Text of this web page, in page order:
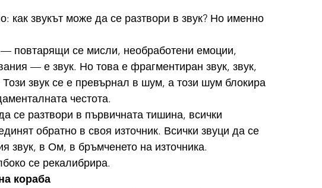
как звукът може да се разтвори в звук? Но именно
повтарящи се мисли, необработени емоции,
— е звук. Но това е фрагментиран звук, звук,
звук се е превърнал в шум, а този шум блокира
честота.
се разтвори в първичната тишина, всички
обратно в своя източник. Всички звуци да се
звук, в Ом, в бръмченето на източника.
се рекалибрира.
кораба